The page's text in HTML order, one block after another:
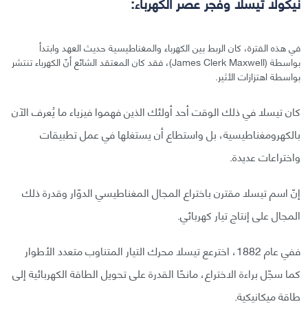
في هذه الفترة، كان الربط بين الكهرباء والمغناطيسية حديث العهد وابتدأ
بواسطة (James Clerk Maxwell)، فقد كان المعتقد الشائع أنّ الكهرباء تنتشر
بواسطة اهتزازات الأثير.
كان تيسلا في ذلك الوقت أحد أولئك الذين فهموا فيزياء ما يُعرف الآن
بالكهرومغناطيسية، بل واستطاع أن يستغلها في عمل تطبيقات
واختراعات عديدة.
إنّ اسم تيسلا مقترن باختراع المجال المغناطيسي الدوّار وقدرة ذلك
المجال على إنتاج تيار كهربائي.
ففي عام 1882، اخترعع تيسلا محرك التيار المتناوب متعدد الأطوار
كما سجّل براءة الاختراع، مانحًا القدرة على تحويل الطاقة الكهربائية إلى
طاقة ميكانيكية.